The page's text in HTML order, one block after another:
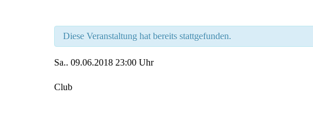
Diese Veranstaltung hat bereits stattgefunden.
Sa.. 09.06.2018 23:00 Uhr
Club